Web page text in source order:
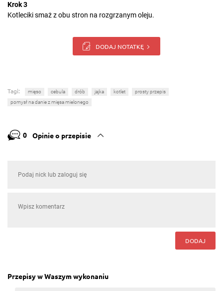
Krok 3
Kotleciki smaż z obu stron na rozgrzanym oleju.
DODAJ NOTATKĘ
Tagi: mięso cebula drób jajka kotlet
prosty przepis
pomysł na danie z mięsa mielonego
0 Opinie o przepisie
DODAJ
Przepisy w Waszym wykonaniu